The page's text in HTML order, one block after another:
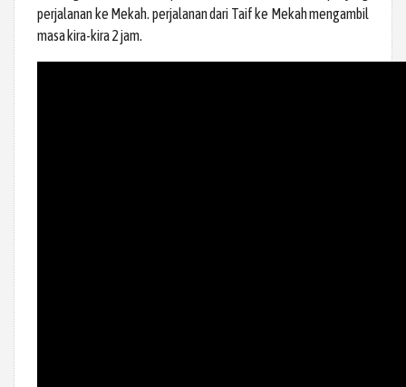
perjalanan ke Mekah. perjalanan dari Taif ke Mekah mengambil
masa kira-kira 2 jam.